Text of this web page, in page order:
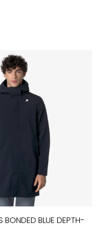
BLUE DEPTH-